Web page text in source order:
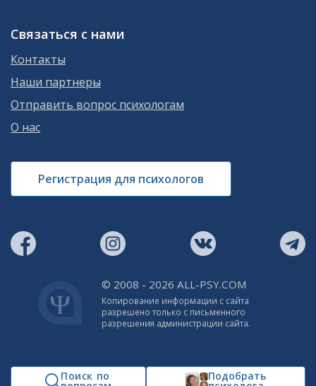
Поиск по Подобрать
Связаться с нами
Контакты
Наши партнеры
Отправить вопрос психологам
О нас
Регистрация для психологов
© 2008 - 2026 ALL-PSY.COM
Копирование информации с сайта
разрешено только с письменного
разрешения администрации сайта.